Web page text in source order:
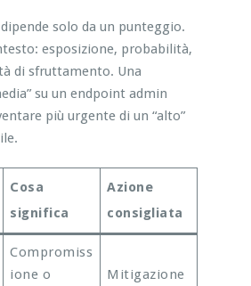
solo da un punteggio.
esposizione, probabilità,
di sfruttamento. Una
su un endpoint admin
più urgente di un “alto”
Cosa
significa
Azione
consigliata
Compromiss
ione o
Mitigazione